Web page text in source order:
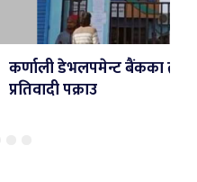
तत्कालीन सीईओसहित ३